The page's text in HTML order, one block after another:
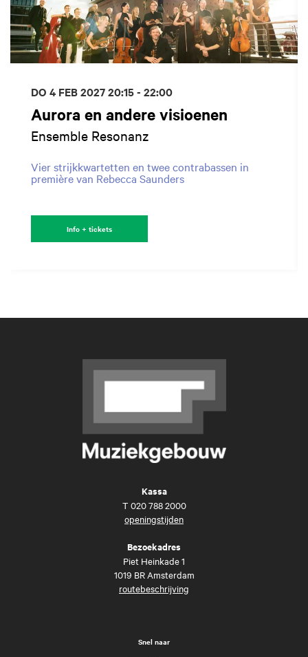
Aurora en andere visioenen
Ensemble Resonanz
Vier strijkkwartetten en twee contrabassen in
première van Rebecca Saunders
DO 4 FEB 202720:15 - 22:00
Info + tickets
Kassa
T 020 788 2000
openingstijden
Bezoekadres
Piet Heinkade 1
1019 BR Amsterdam
routebeschrijving
Snel naar